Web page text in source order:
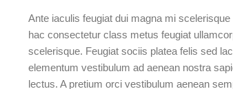
Ante iaculis feugiat dui magna mi
hac consectetur class metus feugiat
scelerisque. Feugiat sociis platea felis sed
elementum vestibulum ad aenean nostra
lectus. A pretium orci vestibulum aenean